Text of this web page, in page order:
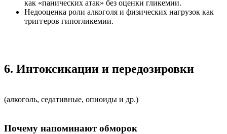
как «панических атак» без оценки гликемии.
Недооценка роли алкоголя и физических нагрузок как
триггеров гипогликемии.
6. Интоксикации и передозировки
(алкоголь, седативные, опиоиды и др.)
Почему напоминают обморок